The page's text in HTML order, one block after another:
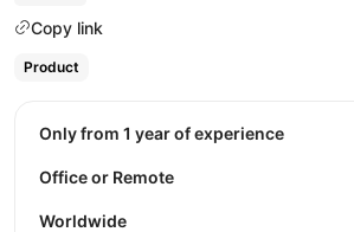
Copy link
Product
Only from 1 year of experience
Office or Remote
Worldwide